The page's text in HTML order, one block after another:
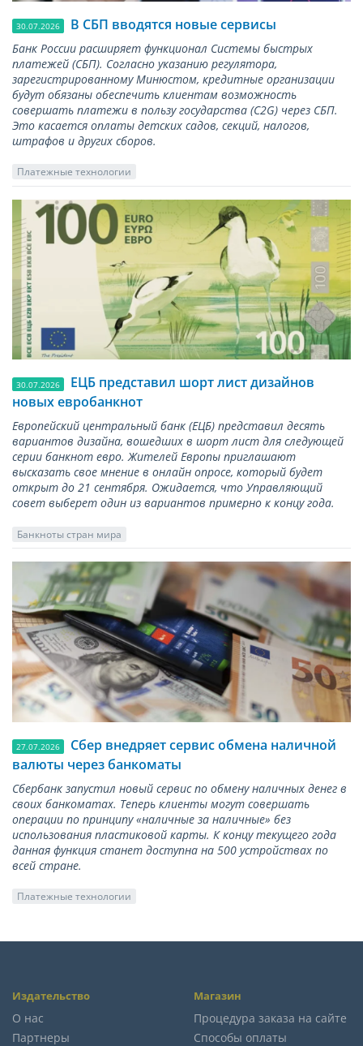
30.07.2026 В СБП вводятся новые сервисы
Банк России расширяет функционал Системы быстрых
платежей (СБП). Согласно указанию регулятора,
зарегистрированному Минюстом, кредитные организации
будут обязаны обеспечить клиентам возможность
совершать платежи в пользу государства (С2G) через СБП.
Это касается оплаты детских садов, секций, налогов,
штрафов и других сборов.
Платежные технологии
30.07.2026
ЕЦБ представил шорт лист дизайнов
новых евробанкнот
Европейский центральный банк (ЕЦБ) представил десять
вариантов дизайна, вошедших в шорт лист для следующей
серии банкнот евро. Жителей Европы приглашают
высказать свое мнение в онлайн опросе, который будет
открыт до 21 сентября. Ожидается, что Управляющий
совет выберет один из вариантов примерно к концу года.
Банкноты стран мира
27.07.2026
Сбер внедряет сервис обмена наличной
валюты через банкоматы
Сбербанк запустил новый сервис по обмену наличных денег в
своих банкоматах. Теперь клиенты могут совершать
операции по принципу «наличные за наличные» без
использования пластиковой карты. К концу текущего года
данная функция станет доступна на 500 устройствах по
всей стране.
Платежные технологии
Издательство
О нас
Партнеры
Магазин
Процедура заказа на сайте
Способы оплаты